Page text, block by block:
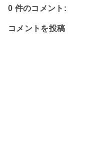
0 件のコメント:
コメントを投稿